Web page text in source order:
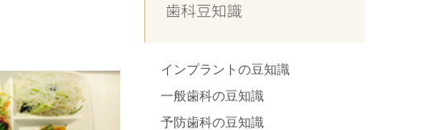
歯科豆知識
インプラントの豆知識
一般歯科の豆知識
予防歯科の豆知識